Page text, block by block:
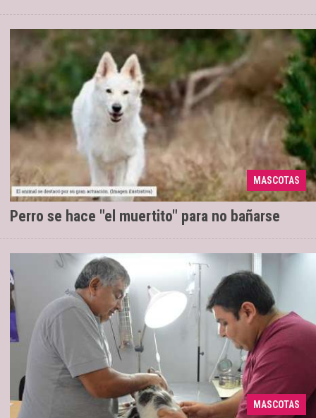
MASCOTAS
Perro se hace "el muertito" para no bañarse
15/05/2019
Sus dueños filmaron al animal en esta
graciosa secuencia. Su reacción al darse cuenta que
le tocaba la hora del baño se volvió viral. ¡Mirá el
divert ...
MASCOTAS
22/03/2019 Médicos veterinarios del área municipal
visitarán Santa Rita, El Cambio, Islas Malvinas y San
Silvestre.